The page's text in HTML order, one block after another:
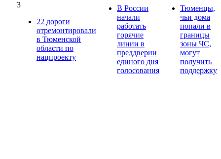
3
22 дороги
отремонтировали
в Тюменской
области по
нацпроекту
В России
начали
работать
горячие
линии в
преддверии
единого дня
голосования
Тюменцы,
чьи дома
попали в
границы
зоны ЧС,
могут
получить
поддержку